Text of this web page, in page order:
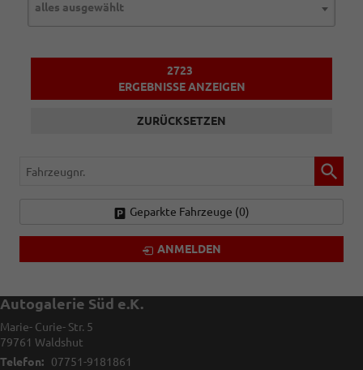
alles ausgewählt
2723
ERGEBNISSE ANZEIGEN
ZURÜCKSETZEN
Fahrzeugnr.
Geparkte Fahrzeuge (0)
ANMELDEN
Autogalerie Süd e.K.
Marie- Curie- Str. 5
79761 Waldshut
Telefon:
07751-9181861